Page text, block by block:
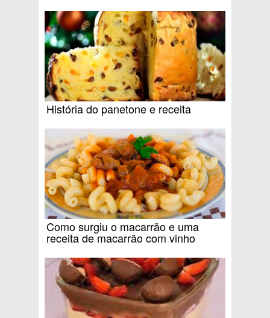
História do panetone e receita
Como surgiu o macarrão e uma
receita de macarrão com vinho